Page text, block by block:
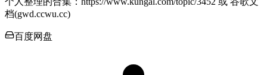
档(gwd.ccwu.cc)
百度网盘